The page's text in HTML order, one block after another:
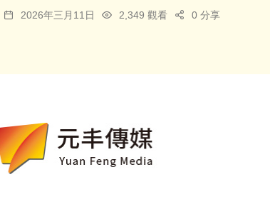
2026年三月11日 2,349 觀看 0 分享